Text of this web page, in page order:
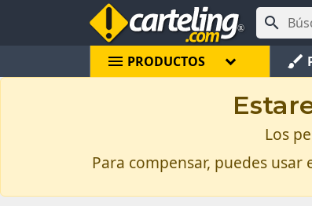

menu PRODUCTOS brush
Los
Para compensar, puedes usar